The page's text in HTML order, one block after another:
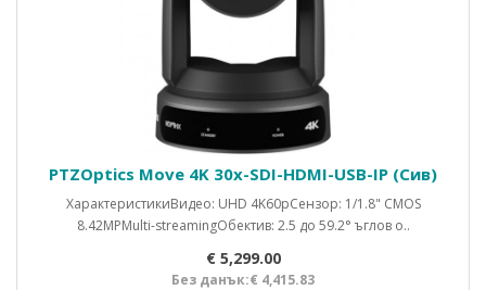
PTZOptics Move 4K 30x-SDI-HDMI-USB-IP (Сив)
ХарактеристикиВидео: UHD 4K60pСензор: 1/1.8" CMOS
8.42MPMulti-streamingОбектив: 2.5 до 59.2° ъглов о..
€ 5,299.00
Без данък:€ 4,415.83